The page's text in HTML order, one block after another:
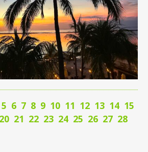
5 6 7 8 9 10 11 12 13 14 15
20 21 22 23 24 25 26 27 28